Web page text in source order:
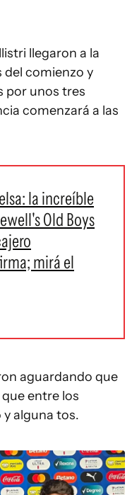
llegaron a la
comienzo y
por unos tres
comenzará a las
la increíble
Old Boys
mirá el
aguardando que
entre los
alguna tos.